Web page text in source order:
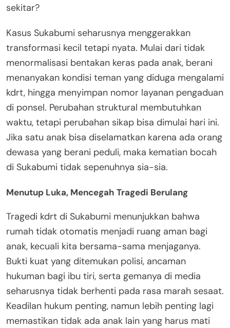
sekitar?
Kasus Sukabumi seharusnya menggerakkan
transformasi kecil tetapi nyata. Mulai dari tidak
menormalisasi bentakan keras pada anak, berani
menanyakan kondisi teman yang diduga mengalami
kdrt, hingga menyimpan nomor layanan pengaduan
di ponsel. Perubahan struktural membutuhkan
waktu, tetapi perubahan sikap bisa dimulai hari ini.
Jika satu anak bisa diselamatkan karena ada orang
dewasa yang berani peduli, maka kematian bocah
di Sukabumi tidak sepenuhnya sia-sia.
Menutup Luka, Mencegah Tragedi Berulang
Tragedi kdrt di Sukabumi menunjukkan bahwa
rumah tidak otomatis menjadi ruang aman bagi
anak, kecuali kita bersama-sama menjaganya.
Bukti kuat yang ditemukan polisi, ancaman
hukuman bagi ibu tiri, serta gemanya di media
seharusnya tidak berhenti pada rasa marah sesaat.
Keadilan hukum penting, namun lebih penting lagi
memastikan tidak ada anak lain yang harus mati